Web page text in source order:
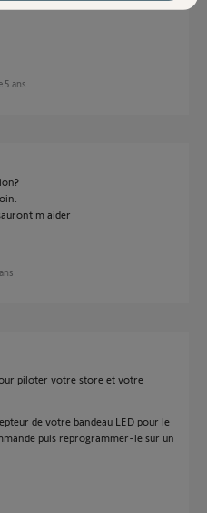
5 ans
m aider
piloter votre store et votre
de votre bandeau LED pour le
puis reprogrammer-le sur un